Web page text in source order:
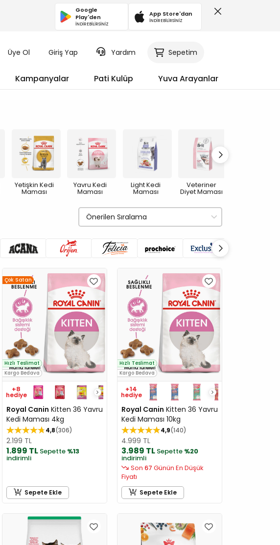
Google
Play'den
İNDİREBİLİRSİNİZ
App Store'dan
İNDİREBİLİRSİNİZ
Üye Ol Giriş Yap Yardım Sepetim
Kampanyalar Pati Kulüp Yuva Arayanlar
Yetişkin Kedi
Maması
Yavru Kedi
Maması
Light Kedi
Maması
Veteriner
Diyet Maması
Çok Satan
Kargo Bedava
Hızlı Teslimat
+8
hediye
Royal Canin Kitten 36 Yavru
Kedi Maması 4kg
4,8 306
2.199 TL
1.899 TLSepette %13
indirimli
Sepete Ekle
Kargo Bedava
Hızlı Teslimat
+14
hediye
Royal Canin Kitten 36 Yavru
Kedi Maması 10kg
4,9 140
4.999 TL
3.989 TLSepette %20
indirimli
Son 67 Günün En Düşük
Fiyatı
Sepete Ekle